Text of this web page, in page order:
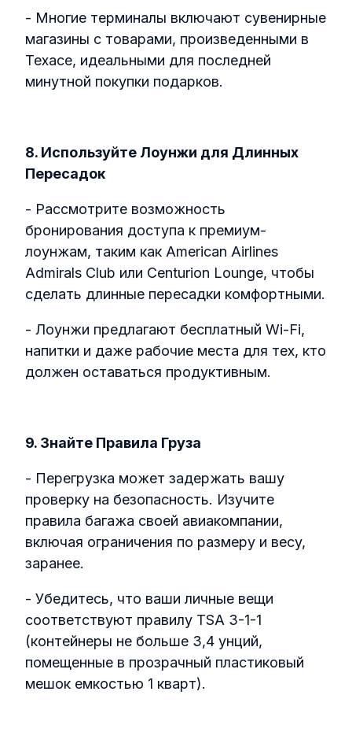
- Многие терминалы включают сувенирные
магазины с товарами, произведенными в
Техасе, идеальными для последней
минутной покупки подарков.
8. Используйте Лоунжи для Длинных
Пересадок
- Рассмотрите возможность
бронирования доступа к премиум-
лоунжам, таким как American Airlines
Admirals Club или Centurion Lounge, чтобы
сделать длинные пересадки комфортными.
- Лоунжи предлагают бесплатный Wi-Fi,
напитки и даже рабочие места для тех, кто
должен оставаться продуктивным.
9. Знайте Правила Груза
- Перегрузка может задержать вашу
проверку на безопасность. Изучите
правила багажа своей авиакомпании,
включая ограничения по размеру и весу,
заранее.
- Убедитесь, что ваши личные вещи
соответствуют правилу TSA 3-1-1
(контейнеры не больше 3,4 унций,
помещенные в прозрачный пластиковый
мешок емкостью 1 кварт).